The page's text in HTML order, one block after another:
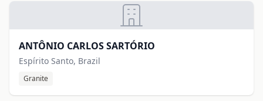
ANTÔNIO CARLOS SARTÓRIO
Espírito Santo, Brazil
Granite